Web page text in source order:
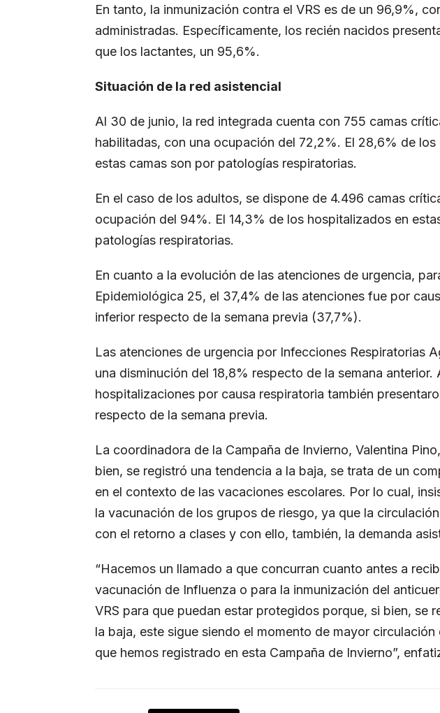
En tanto, la inmunización contra el VRS es de un 96,9%,
administradas. Específicamente, los recién nacidos
que los lactantes, un 95,6%.
Situación de la red asistencial
Al 30 de junio, la red integrada cuenta con 755 camas
habilitadas, con una ocupación del 72,2%. El 28,6% de
estas camas son por patologías respiratorias.
En el caso de los adultos, se dispone de 4.496 camas
ocupación del 94%. El 14,3% de los hospitalizados en
patologías respiratorias.
En cuanto a la evolución de las atenciones de urgencia,
Epidemiológica 25, el 37,4% de las atenciones fue por
inferior respecto de la semana previa (37,7%).
Las atenciones de urgencia por Infecciones Respiratorias
una disminución del 18,8% respecto de la semana anterior.
hospitalizaciones por causa respiratoria también
respecto de la semana previa.
La coordinadora de la Campaña de Invierno, Valentina
bien, se registró una tendencia a la baja, se trata de un
en el contexto de las vacaciones escolares. Por lo cual,
la vacunación de los grupos de riesgo, ya que la
con el retorno a clases y con ello, también, la demanda
“Hacemos un llamado a que concurran cuanto antes a
vacunación de Influenza o para la inmunización del
VRS para que puedan estar protegidos porque, si bien, se
la baja, este sigue siendo el momento de mayor
que hemos registrado en esta Campaña de Invierno”,